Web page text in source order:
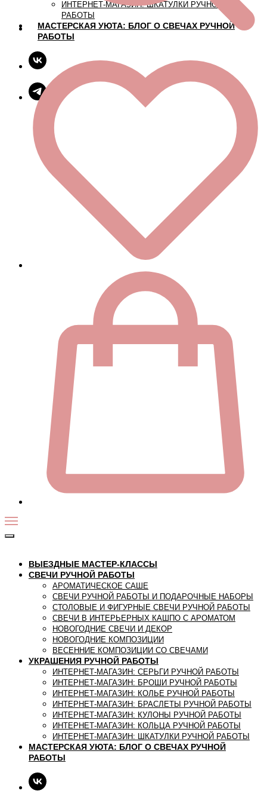
ИНТЕРНЕТ-МАГАЗИН: ШКАТУЛКИ РУЧНОЙ
РАБОТЫ
МАСТЕРСКАЯ УЮТА: БЛОГ О СВЕЧАХ РУЧНОЙ
РАБОТЫ
ВЫЕЗДНЫЕ МАСТЕР-КЛАССЫ
СВЕЧИ РУЧНОЙ РАБОТЫ
АРОМАТИЧЕСКОЕ САШЕ
СВЕЧИ РУЧНОЙ РАБОТЫ И ПОДАРОЧНЫЕ НАБОРЫ
СТОЛОВЫЕ И ФИГУРНЫЕ СВЕЧИ РУЧНОЙ РАБОТЫ
СВЕЧИ В ИНТЕРЬЕРНЫХ КАШПО С АРОМАТОМ
НОВОГОДНИЕ СВЕЧИ И ДЕКОР
НОВОГОДНИЕ КОМПОЗИЦИИ
ВЕСЕННИЕ КОМПОЗИЦИИ СО СВЕЧАМИ
УКРАШЕНИЯ РУЧНОЙ РАБОТЫ
ИНТЕРНЕТ-МАГАЗИН: СЕРЬГИ РУЧНОЙ РАБОТЫ
ИНТЕРНЕТ-МАГАЗИН: БРОШИ РУЧНОЙ РАБОТЫ
ИНТЕРНЕТ-МАГАЗИН: КОЛЬЕ РУЧНОЙ РАБОТЫ
ИНТЕРНЕТ-МАГАЗИН: БРАСЛЕТЫ РУЧНОЙ РАБОТЫ
ИНТЕРНЕТ-МАГАЗИН: КУЛОНЫ РУЧНОЙ РАБОТЫ
ИНТЕРНЕТ-МАГАЗИН: КОЛЬЦА РУЧНОЙ РАБОТЫ
ИНТЕРНЕТ-МАГАЗИН: ШКАТУЛКИ РУЧНОЙ РАБОТЫ
МАСТЕРСКАЯ УЮТА: БЛОГ О СВЕЧАХ РУЧНОЙ
РАБОТЫ